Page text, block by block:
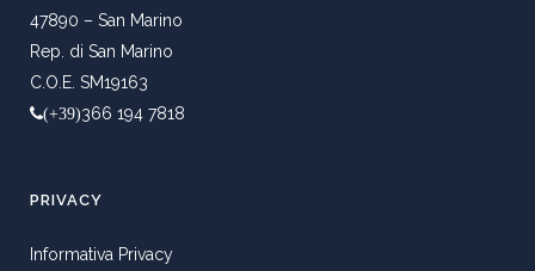
47890 – San Marino
Rep. di San Marino
C.O.E. SM19163
(+39)366 194 7818
PRIVACY
Informativa Privacy